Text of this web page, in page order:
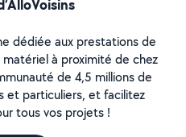
dédiée aux prestations de
à proximité de chez
de 4,5 millions de
et particuliers, et facilitez
tous vos projets !